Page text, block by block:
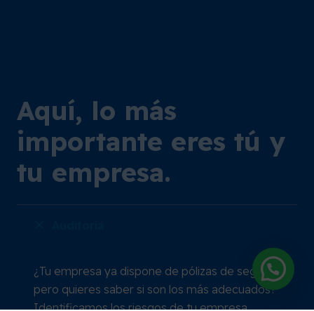
Aquí, lo más
importante eres tú y
tu empresa.
¿Tu empresa ya dispone de pólizas de seguros
pero quieres saber si son los más adecuados?
Identificamos los riesgos de tu empresa